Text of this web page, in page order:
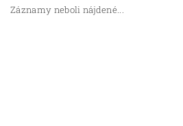
Záznamy neboli nájdené...